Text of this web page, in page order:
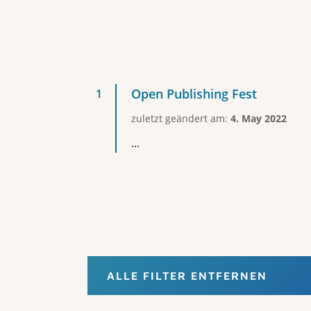
Open Publishing Fest
zuletzt geändert am: 4. May 2022
...
ALLE FILTER ENTFERNEN